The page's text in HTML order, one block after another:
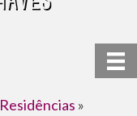
Residências »